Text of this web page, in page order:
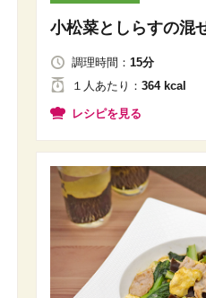
小松菜としらすの混
調理時間： 15分
１人あたり ： 364 kcal
レシピを見る